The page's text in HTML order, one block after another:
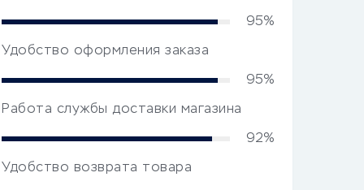
95%
Удобство оформления заказа
95%
Работа службы доставки магазина
92%
Удобство возврата товара